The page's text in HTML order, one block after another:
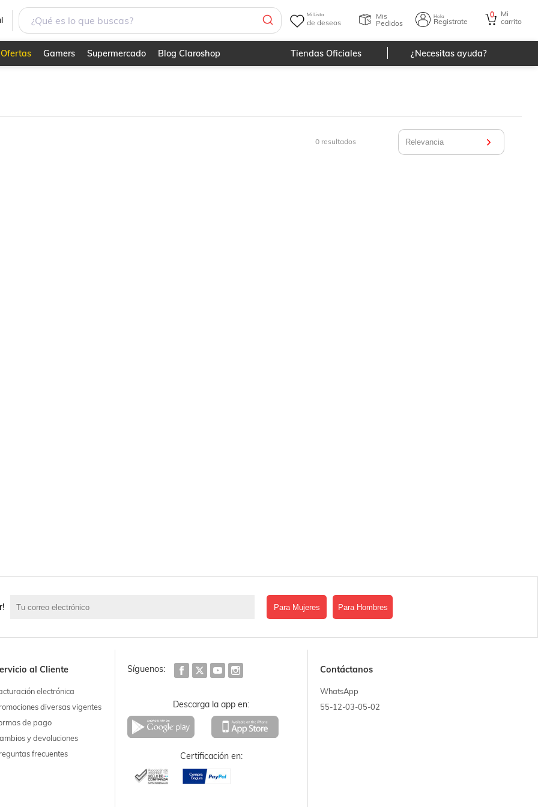
Mi Lista
de deseos
Mis
Pedidos
Hola
Registrate
0
Mi
carrito
Ofertas Gamers Supermercado Blog Claroshop Tiendas Oficiales ¿Necesitas ayuda?
0resultados
Para Mujeres Para Hombres
al Cliente
electrónica
diversas vigentes
de pago
y devoluciones
frecuentes
Síguenos:
Descarga la app en:
Certificación en:
Contáctanos
WhatsApp
55-12-03-05-02